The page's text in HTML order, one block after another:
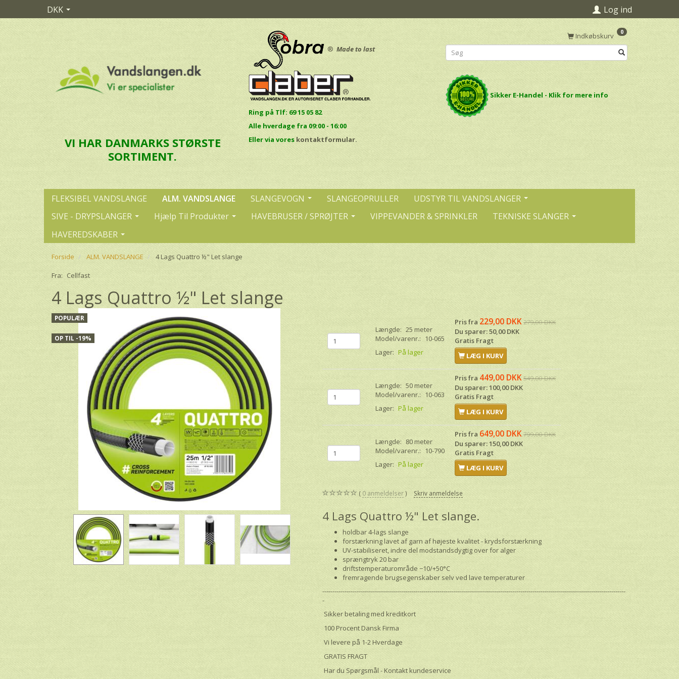
DKK Log ind
VI HAR DANMARKS STØRSTE
SORTIMENT.
® Made to last
Ring på Tlf: 69 15 05 82
Alle hverdage fra 09:00 - 16:00
Eller via vores kontaktformular.
Indkøbskurv 0
Sikker E-Handel - Klik for mere info
FLEKSIBEL VANDSLANGE ALM. VANDSLANGE SLANGEVOGN SLANGEOPRULLER
UDSTYR TIL VANDSLANGER
SIVE - DRYPSLANGER
Hjælp Til Produkter HAVEBRUSER / SPRØJTER VIPPEVANDER & SPRINKLER
TEKNISKE SLANGER
HAVEREDSKABER
Forside ALM. VANDSLANGE 4 Lags Quattro ½" Let slange
Fra: Cellfast
4 Lags Quattro ½" Let slange
POPULÆR
OP TIL -19%
Længde: 25 meter
Model/varenr.: 10-065
Lager: På lager
Pris fra229,00 DKK 279,00 DKK
Du sparer:50,00 DKK
Gratis Fragt
LÆG I KURV
Længde: 50 meter
Model/varenr.: 10-063
Lager: På lager
Pris fra 449,00 DKK 549,00 DKK
Du sparer:100,00 DKK
Gratis Fragt
LÆG I KURV
Længde: 80 meter
Model/varenr.: 10-790
Lager: På lager
Pris fra 649,00 DKK 799,00 DKK
Du sparer:150,00 DKK
Gratis Fragt
LÆG I KURV
0 anmeldelser Skriv anmeldelse
4 Lags Quattro ½" Let slange.
holdbar 4-lags slange
forstærkning lavet af garn af højeste kvalitet - krydsforstærkning
UV-stabiliseret, indre del modstandsdygtig over for alger
sprængtryk 20 bar
driftstemperaturområde −10/+50°C
fremragende brugsegenskaber selv ved lave temperaturer
------------------------------------------------------------------------------------------------------------------------------------------------------
-
Sikker betaling med kreditkort
100 Procent Dansk Firma
Vi levere på 1-2 Hverdage
GRATIS FRAGT
Har du Spørgsmål - Kontakt kundeservice